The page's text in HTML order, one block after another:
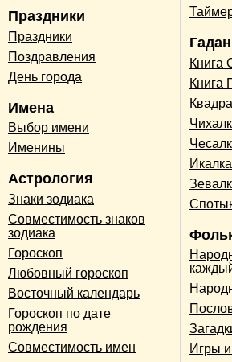
Праздники
Праздники
Поздравления
День города
Имена
Выбор имени
Именины
Астрология
Знаки зодиака
Совместимость знаков
зодиака
Гороскоп
Любовный гороскоп
Восточный календарь
Гороскоп по дате
рождения
Совместимость имен
Книга
Книга
Икалка
Игры